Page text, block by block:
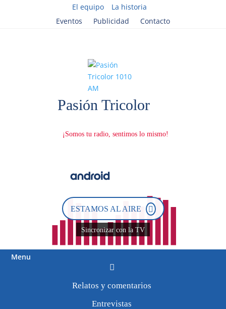
El equipo
La historia
Eventos
Publicidad Contacto
ESTAMOS AL AIRE
Sincronizar con la TV
Menu
Relatos y comentarios
Entrevistas
Puig en el Bolillero de